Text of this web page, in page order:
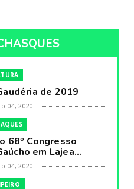
de 2019
04, 2020
68º Congresso
em Lajea...
04, 2020